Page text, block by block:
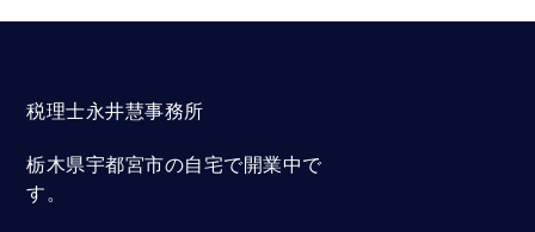
税理士永井慧事務所
栃木県宇都宮市の自宅で開業中で
す。